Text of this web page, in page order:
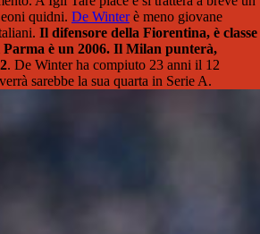
quidni. De Winterè meno giovane
Il difensore della Fiorentina, è classe
Parma è un 2006. Il Milan punterà,
. De Winter ha compiuto 23 anni il 12
sarebbe la sua quarta in Serie A.